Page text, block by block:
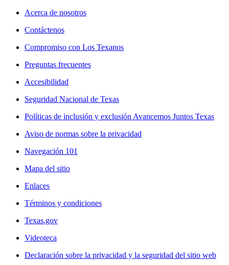
Acerca de nosotros
Contáctenos
Compromiso con Los Texanos
Preguntas frecuentes
Accesibilidad
Seguridad Nacional de Texas
Políticas de inclusión y exclusión Avancemos Juntos Texas
Aviso de normas sobre la privacidad
Navegación 101
Mapa del sitio
Enlaces
Términos y condiciones
Texas.gov
Videoteca
Declaración sobre la privacidad y la seguridad del sitio web